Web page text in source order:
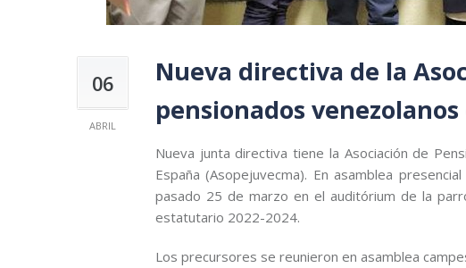
06
ABRIL
Nueva directiva de la
pensionados
Nueva junta directiva tiene la Asociación de
España (Asopejuvecma). En asamblea
pasado 25 de marzo en el auditórium de la
estatutario 2022-2024.
Los precursores se reunieron en asamblea